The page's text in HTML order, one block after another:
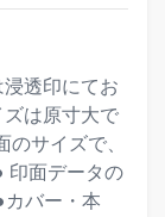
透印にてお
は原寸大で
サイズで、
印面データの
カバー・本